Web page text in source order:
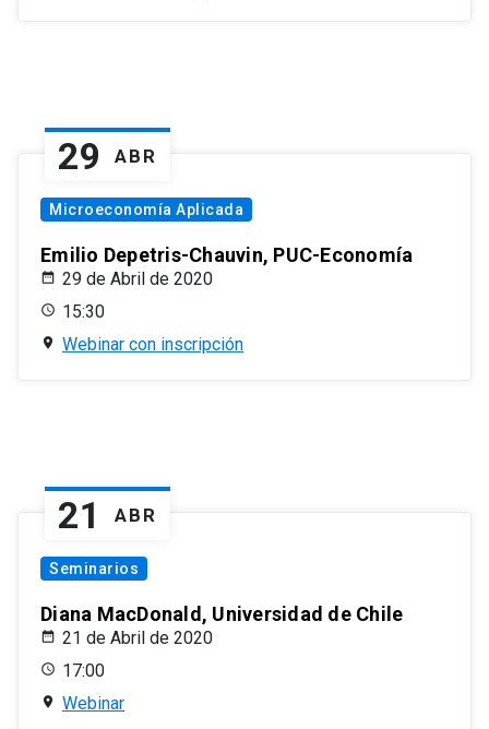
29 ABR
Microeconomía Aplicada
Emilio Depetris-Chauvin, PUC-Economía
29 de Abril de 2020
15:30
Webinar con inscripción
21 ABR
Seminarios
Diana MacDonald, Universidad de Chile
21 de Abril de 2020
17:00
Webinar